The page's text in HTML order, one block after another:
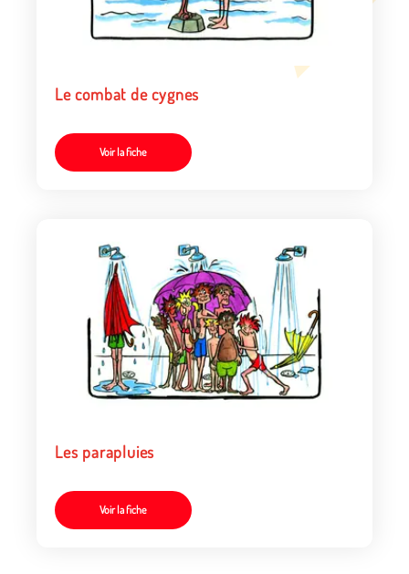
Le combat de cygnes
Voir la fiche
Les parapluies
Voir la fiche